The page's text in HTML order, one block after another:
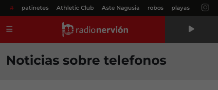
# patinetes Athletic Club Aste Nagusia robos playas
Noticias sobre telefonos